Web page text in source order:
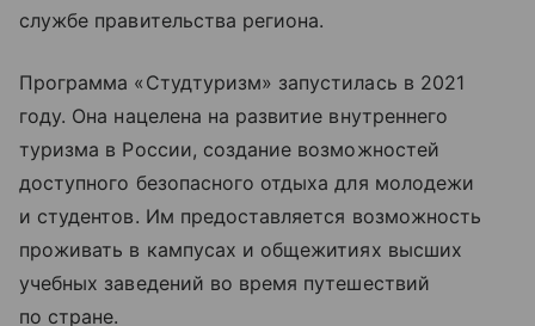
службе правительства региона.
Программа «Студтуризм» запустилась в 2021
году. Она нацелена на развитие внутреннего
туризма в России, создание возможностей
доступного безопасного отдыха для молодежи
и студентов. Им предоставляется возможность
проживать в кампусах и общежитиях высших
учебных заведений во время путешествий
по стране.